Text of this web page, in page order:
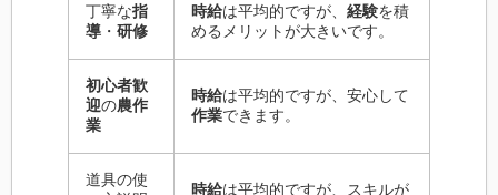
丁寧な指
導 ・ 研修
時給は平均的ですが、 経験を積
めるメリットが大きいです。
初心者歓
迎の農作
業
時給は平均的ですが、安心して
作業できます。
道具の使
時給は平均的ですが、スキルが